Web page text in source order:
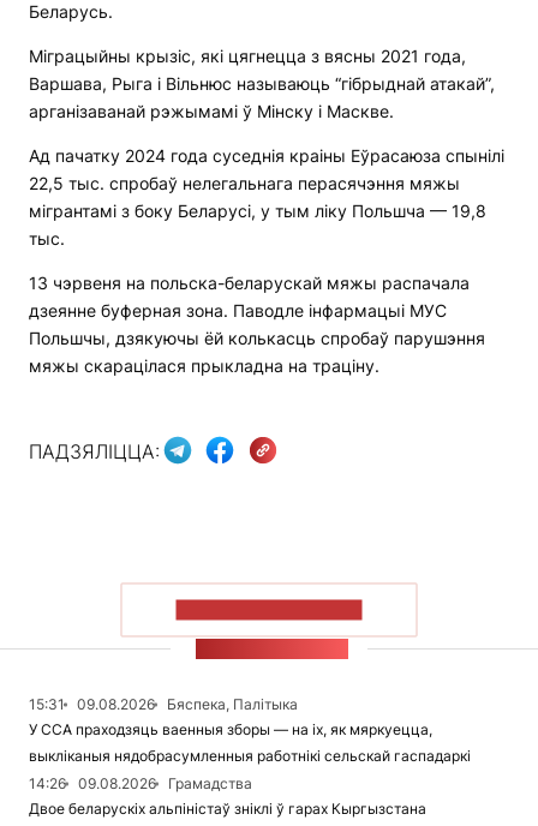
Беларусь.
Міграцыйны крызіс, які цягнецца з вясны 2021 года,
Варшава, Рыга і Вільнюс называюць “гібрыднай атакай”,
арганізаванай рэжымамі ў Мінску і Маскве.
Ад пачатку 2024 года суседнія краіны Еўрасаюза спынілі
22,5 тыс. спробаў нелегальнага перасячэння мяжы
мігрантамі з боку Беларусі, у тым ліку Польшча — 19,8
тыс.
13 чэрвеня на польска-беларускай мяжы распачала
дзеянне буферная зона. Паводле інфармацыі МУС
Польшчы, дзякуючы ёй колькасць спробаў парушэння
мяжы скарацілася прыкладна на траціну.
ПАДЗЯЛІЦЦА:
15:31 09.08.2026
Бяспека, Палітыка
У ССА праходзяць ваенныя зборы — на іх, як мяркуецца,
выкліканыя нядобрасумленныя работнікі сельскай гаспадаркі
14:26
09.08.2026
Грамадства
Двое беларускіх альпіністаў зніклі ў гарах Кыргызстана